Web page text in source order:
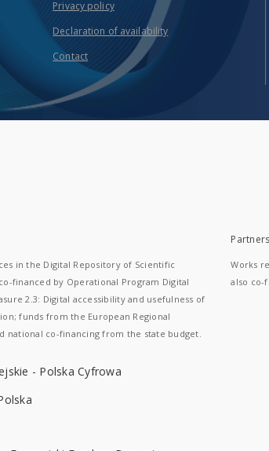
Privacy policy
Declaration of availability
Contact
in the Digital Repository of Scientific
financed by Operational Program Digital
2.3: Digital accessibility and usefulness of
funds from the European Regional
national co-financing from the state budget.
Works
also co-